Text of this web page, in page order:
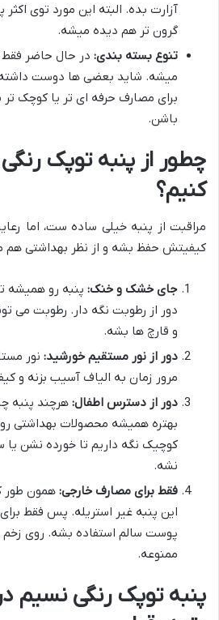
آزارت بده. البته این مورد توی
گرون تر هم دیده میشه.
تنوع بسته بندی:
میشه. شاید بعضی ها دوست داشته
برای مصارف حرفه ای تر یا کوچک
باشن.
چطور از پنبه توپک
کنیم؟
مراقبت از پنبه خیلی ساده ست، اما
کیفیتش حفظ بشه و از نظر بهداشتی هم
جای خشک و خنک: پنبه رو
دور از رطوبت نگه دار. رطوبت می
و قارچ ها بشه.
دور از نور مستقیم خورشید: نور
مرور زمان به الیاف آسیب بزنه و
دور از دسترس اطفال: هرچند پنبه
بهتره همیشه محصولات بهداشتی
کوچیک نگه داریم تا خورده نشن یا
نشه.
فقط برای مصارف خارجی: همون طور
این پنبه غیر استریله. پس فقط
پوست سالم استفاده بشه. روی زخم
ممنوعه.
پنبه توپک رنگی نسیم